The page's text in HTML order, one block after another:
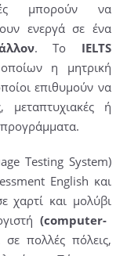
μπορούν να
ενεργά σε ένα
. Το IELTS
η μητρική
επιθυμούν να
μεταπτυχιακές ή
Testing System)
English και
χαρτί και μολύβι
(computer-
σε πολλές πόλεις,